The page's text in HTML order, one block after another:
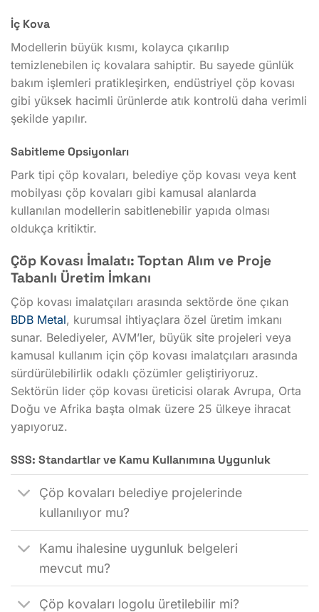
İç Kova
Modellerin büyük kısmı, kolayca çıkarılıp
temizlenebilen iç kovalara sahiptir. Bu sayede günlük
bakım işlemleri pratikleşirken, endüstriyel çöp kovası
gibi yüksek hacimli ürünlerde atık kontrolü daha verimli
şekilde yapılır.
Sabitleme Opsiyonları
Park tipi çöp kovaları, belediye çöp kovası veya kent
mobilyası çöp kovaları gibi kamusal alanlarda
kullanılan modellerin sabitlenebilir yapıda olması
oldukça kritiktir.
Çöp Kovası İmalatı: Toptan Alım ve Proje
Tabanlı Üretim İmkanı
Çöp kovası imalatçıları arasında sektörde öne çıkan
BDB Metal, kurumsal ihtiyaçlara özel üretim imkanı
sunar. Belediyeler, AVM’ler, büyük site projeleri veya
kamusal kullanım için çöp kovası imalatçıları arasında
sürdürülebilirlik odaklı çözümler geliştiriyoruz.
Sektörün lider çöp kovası üreticisi olarak Avrupa, Orta
Doğu ve Afrika başta olmak üzere 25 ülkeye ihracat
yapıyoruz.
SSS: Standartlar ve Kamu Kullanımına Uygunluk
Çöp kovaları belediye projelerinde
kullanılıyor mu?
Kamu ihalesine uygunluk belgeleri
mevcut mu?
Çöp kovaları logolu üretilebilir mi?